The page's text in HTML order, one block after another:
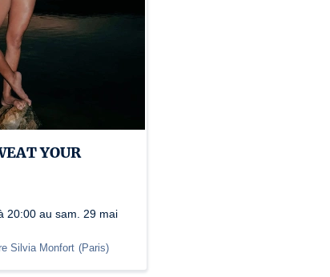
YOUR
20:00 au sam. 29 mai
Silvia Monfort (Paris)